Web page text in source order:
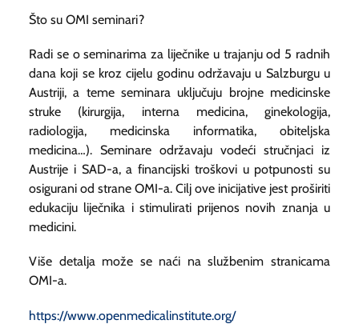
Što su OMI seminari?
Radi se o seminarima za liječnike u trajanju od 5 radnih
dana koji se kroz cijelu godinu održavaju u Salzburgu u
Austriji, a teme seminara uključuju brojne medicinske
struke (kirurgija, interna medicina, ginekologija,
radiologija, medicinska informatika, obiteljska
medicina…). Seminare održavaju vodeći stručnjaci iz
Austrije i SAD-a, a financijski troškovi u potpunosti su
osigurani od strane OMI-a. Cilj ove inicijative jest proširiti
edukaciju liječnika i stimulirati prijenos novih znanja u
medicini.
Više detalja može se naći na službenim stranicama
OMI-a.
https://www.openmedicalinstitute.org/